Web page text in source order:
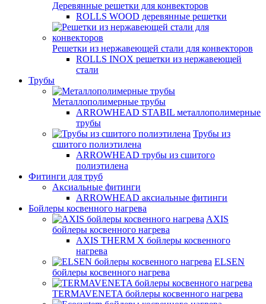
Деревянные решетки для конвекторов
ROLLS WOOD деревянные решетки
Решетки из нержавеющей стали для конвекторов
ROLLS INOX решетки из нержавеющей
стали
Трубы
Металлополимерные трубы
ARROWHEAD STABIL металлополимерные
трубы
Трубы из
сшитого полиэтилена
ARROWHEAD трубы из сшитого
полиэтилена
Фитинги для труб
Аксиальные фитинги
ARROWHEAD аксиальные фитинги
Бойлеры косвенного нагрева
AXIS
бойлеры косвенного нагрева
AXIS THERM X бойлеры косвенного
нагрева
ELSEN
бойлеры косвенного нагрева
TERMAVENETA бойлеры косвенного нагрева